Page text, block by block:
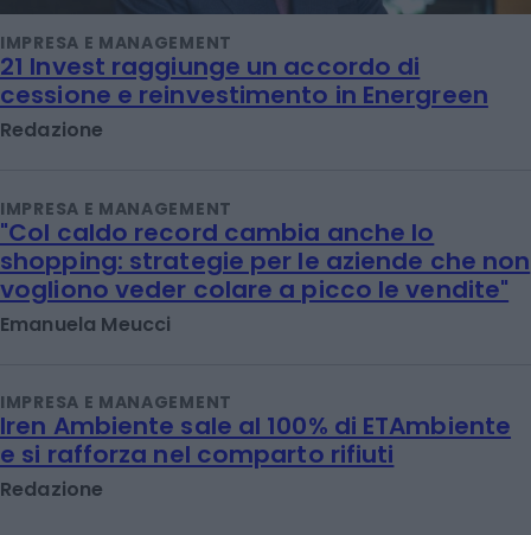
IMPRESA E MANAGEMENT
21 Invest raggiunge un accordo di
cessione e reinvestimento in Energreen
Redazione
IMPRESA E MANAGEMENT
"Col caldo record cambia anche lo
shopping: strategie per le aziende che non
vogliono veder colare a picco le vendite"
Emanuela Meucci
IMPRESA E MANAGEMENT
Iren Ambiente sale al 100% di ETAmbiente
e si rafforza nel comparto rifiuti
Redazione